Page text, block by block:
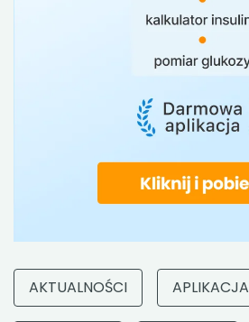
AKTUALNOŚCI APLIKACJA